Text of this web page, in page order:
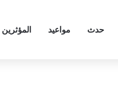
حدث مواعيد المؤثرين